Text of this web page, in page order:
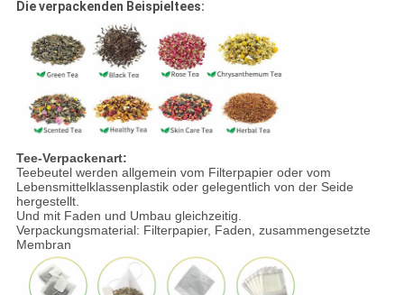
Die verpackenden Beispieltees:
Tee-Verpackenart:
Teebeutel werden allgemein vom Filterpapier oder vom
Lebensmittelklassenplastik oder gelegentlich von der Seide
hergestellt.
Und mit Faden und Umbau gleichzeitig.
Verpackungsmaterial: Filterpapier, Faden, zusammengesetzte
Membran